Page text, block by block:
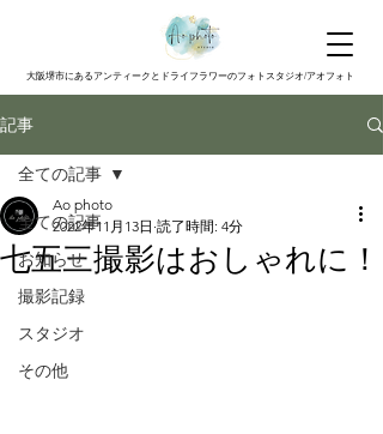
大阪堺市にあるアンティークとドライフラワーのフォトスタジオ/アオフォト
記事
全ての記事
お知らせ
撮影記録
スタジオ
その他
全ての記事
七五三撮影はおしゃれに！
Ao photo
2022年11月13日 読了時間: 4分